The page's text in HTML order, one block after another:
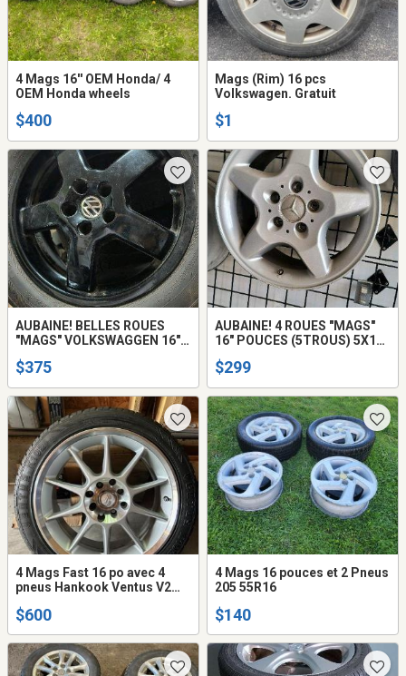
4 Mags 16'' OEM Honda/ 4
OEM Honda wheels
$400
Mags (Rim) 16 pcs
Volkswagen. Gratuit
$1
AUBAINE! BELLES ROUES
"MAGS" VOLKSWAGGEN 16"
MM , multi application AUDI /
INSPECTÉS ET GARANTIS
$375
AUBAINE! 4 ROUES "MAGS"
16" POUCES (5TROUS) 5X112
1999 2000 2001 EN BON ÉTAT
CENTRAUX INCLUS
$299
4 Mags Fast 16 po avec 4
pneus Hankook Ventus V2
$600
4 Mags 16 pouces et 2 Pneus
205 55R16
$140